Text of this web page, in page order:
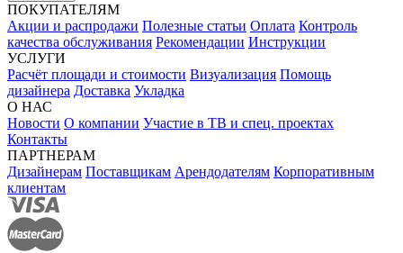
ПОКУПАТЕЛЯМ
Акции и распродажи Полезные статьи Оплата Контроль
качества обслуживания Рекомендации Инструкции
УСЛУГИ
Расчёт площади и стоимости Визуализация Помощь
дизайнера Доставка Укладка
О НАС
Новости О компании Участие в ТВ и спец. проектах
Контакты
ПАРТНЕРАМ
Дизайнерам Поставщикам Арендодателям Корпоративным
клиентам